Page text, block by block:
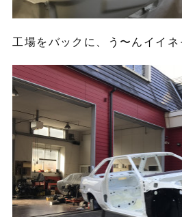
工場をバックに、う〜んイイ